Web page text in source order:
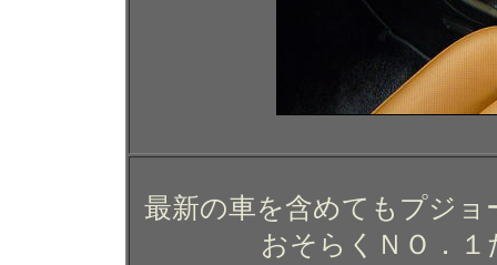
最新の車を含めてもプジ
おそらくＮＯ．